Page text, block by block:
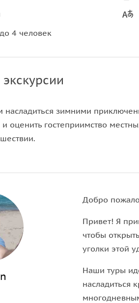
4 человек
насладиться зимними
оценить гостеприимство
Добро
Привет! Я
чтобы
уголки этой
Наши туры
насладиться